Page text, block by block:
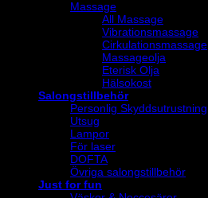
Massage
All Massage
Vibrationsmassage
Cirkulationsmassage
Massageolja
Eterisk Olja
Hälsokost
Salongstillbehör
Personlig Skyddsutrustning
Utsug
Lampor
För laser
DOFTA
Övriga salongstillbehör
Just for fun